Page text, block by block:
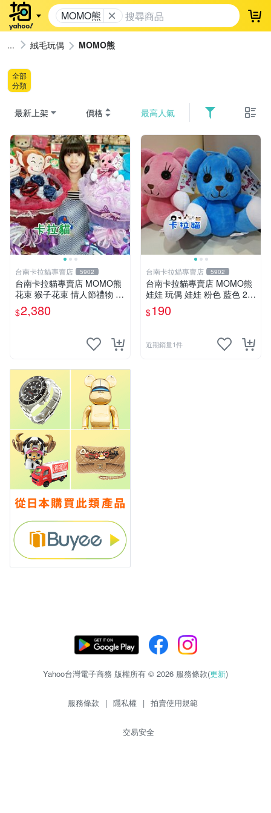
MOMO熊 登
絨毛玩偶 MOMO熊
全部
分類
最新上架 價格 最高人氣
台南卡拉貓專賣店 5902
台南卡拉貓專賣店 MOMO熊
花束 猴子花束 情人節禮物 二
選一 可繡字 可今天寄明天到
$2,380
台南卡拉貓專賣店 5902
台南卡拉貓專賣店 MOMO熊
娃娃 玩偶 娃娃 粉色 藍色 2色
分售
$190
近期銷量1件
Yahoo台灣電子商務 版權所有 © 2026 服務條款(更新)
服務條款 | 隱私權 | 拍賣使用規範
交易安全